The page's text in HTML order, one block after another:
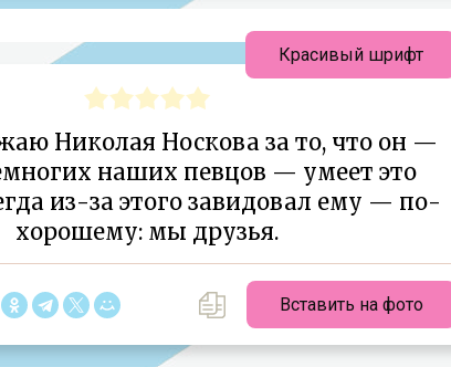
Николая Носкова за то, что он —
наших певцов — умеет это
из-за этого завидовал ему — по-
хорошему: мы друзья.
Вставить на фото
Красивый шрифт